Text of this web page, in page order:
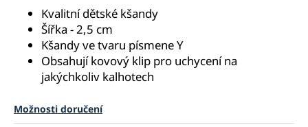
hvězdiček.Kvalitní dětské kšandy
Šířka - 2,5 cm
Kšandy ve tvaru písmene Y
Obsahují kovový klip pro uchycení na
jakýchkoliv kalhotech
Možnosti doručení
HLEDAT
o